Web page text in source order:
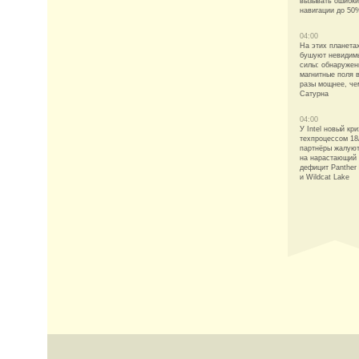
навигации до
04:00
На этих планетах
бушуют
силы:
магнитные поля в
разы мощнее,
Сатурна
04:00
У Intel новый
техпроцессом
партнёры
на нарастающий
дефицит Panther
и Wildcat Lake